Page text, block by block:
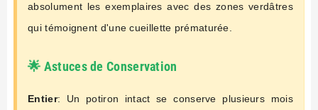
absolument les exemplaires avec des zones verdâtres
qui témoignent d'une cueillette prématurée.
🌟 Astuces de Conservation
Entier: Un potiron intact se conserve plusieurs mois